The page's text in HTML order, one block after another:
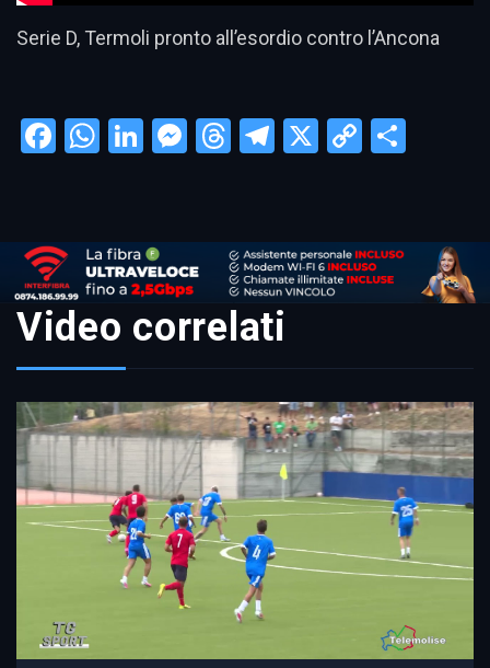
Serie D, Termoli pronto all’esordio contro l’Ancona
Facebook
WhatsApp
LinkedIn
Messenger
Threads
Telegram
X
Copy
Video correlati